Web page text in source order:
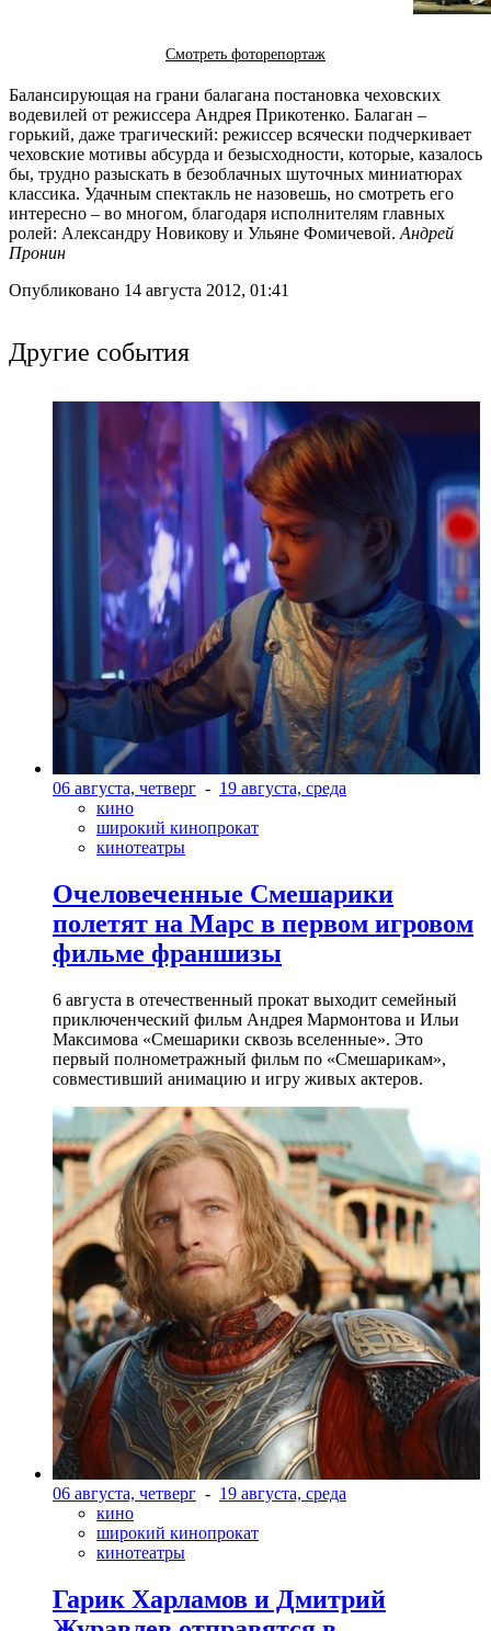
Смотреть фоторепортаж
Балансирующая на грани балагана постановка чеховских
водевилей от режиссера Андрея Прикотенко. Балаган –
горький, даже трагический: режиссер всячески подчеркивает
чеховские мотивы абсурда и безысходности, которые, казалось
бы, трудно разыскать в безоблачных шуточных миниатюрах
классика. Удачным спектакль не назовешь, но смотреть его
интересно – во многом, благодаря исполнителям главных
ролей: Александру Новикову и Ульяне Фомичевой. Андрей
Пронин
Опубликовано 14 августа 2012, 01:41
Другие события
06 августа, четверг - 19 августа, среда
кино
широкий кинопрокат
кинотеатры
Очеловеченные Смешарики
полетят на Марс в первом игровом
фильме франшизы
6 августа в отечественный прокат выходит семейный
приключенческий фильм Андрея Мармонтова и Ильи
Максимова «Смешарики сквозь вселенные». Это
первый полнометражный фильм по «Смешарикам»,
совместивший анимацию и игру живых актеров.
06 августа, четверг - 19 августа, среда
кино
широкий кинопрокат
кинотеатры
Гарик Харламов и Дмитрий